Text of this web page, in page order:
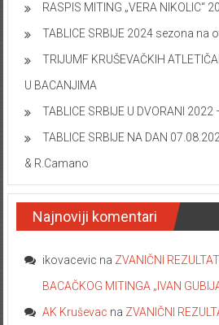
RASPIS MITING „VERA NIKOLIC“
TABLICE SRBIJE 2024 sezona na
TRIJUMF KRUŠEVAČKIH
U BACANJIMA
TABLICE SRBIJE U DVORANI 2022
TABLICE SRBIJE NA DAN
& R.Camano
Najnoviji komentari
ikovacevic na ZVANIČNI
BACAČKOG MITINGA „IVAN
AK Kruševac na ZVANIČNI